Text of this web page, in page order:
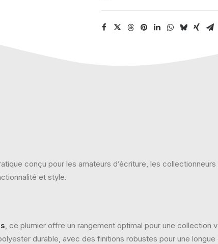
conçu pour les amateurs d’écriture, les
et style.
, ce plumier offre un rangement optimal pour une collection
durable, avec des finitions robustes pour une longue